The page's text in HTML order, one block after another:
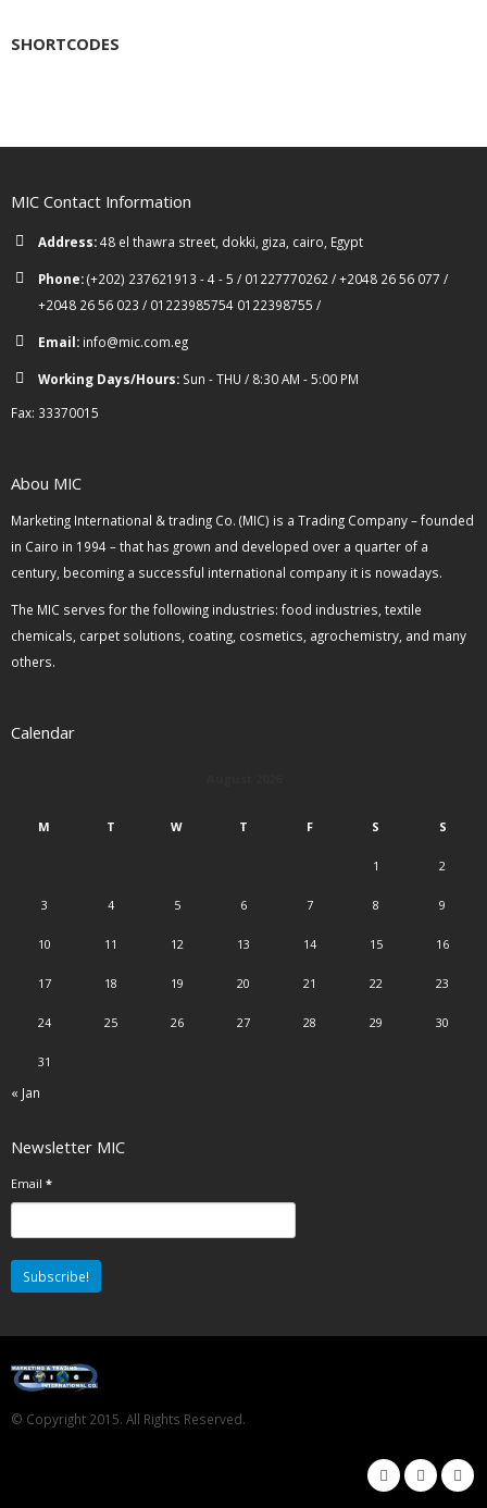
SHORTCODES
MIC Contact Information
Address:48 el thawra street, dokki, giza, cairo, Egypt
Phone:(+202) 237621913 - 4 - 5 / 01227770262 / +2048 26 56 077 /
+2048 26 56 023 / 01223985754 0122398755 /
Email: info@mic.com.eg
Working Days/Hours: Sun - THU / 8:30 AM - 5:00 PM
Fax: 33370015
Abou MIC
Marketing International & trading Co. (MIC) is a Trading Company – founded
in Cairo in 1994 – that has grown and developed over a quarter of a
century, becoming a successful international company it is nowadays.
The MIC serves for the following industries: food industries, textile
chemicals, carpet solutions, coating, cosmetics, agrochemistry, and many
others.
Calendar
M T W T F S S
1 2
3 4 5 6 7 8 9
10 11 12 13 14 15 16
17 18 19 20 21 22 23
24 25 26 27 28 29 30
31
« Jan
Newsletter MIC
Email *
© Copyright 2015. All Rights Reserved.